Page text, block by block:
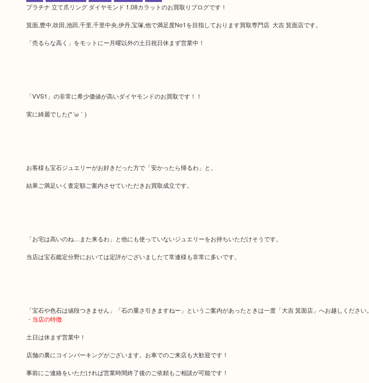
プラチナ 立て爪リング ダイヤモンド 1,08カラットのお買取りブログです！
箕面,豊中,吹田,池田,千里,千里中央,伊丹,宝塚,他で満足度No1を目指しております買取専門店 大吉 箕面店です。
「売るらな高く」をモットにー月曜以外の土日祝日休まず営業中！
「VVS1」の非常に希少価値が高いダイヤモンドのお買取です！！
実に綺麗でした(*´ω｀)
お客様も宝石ジュエリーがお好きだった方で「安かったら帰るわ」と。
結果ご満足いく査定額ご案内させていただきお買取成立です。
「お宅は高いのね…また来るわ」と他にも使っていないジュエリーをお持ちいただけそうです。
当店は宝石鑑定分野においては定評がございましたて常連様も非常に多いです。
「宝石や色石は値段つきません」「石の重さ引きますねー」というご案内があったときは一度「大吉 箕面店」へお越しください。
・当店の特徴
土日は休まず営業中！
店舗の裏にコインパーキングがございます。お車でのご来店も大歓迎です！
事前にご連絡をいただければ営業時間終了後のご依頼もご相談が可能です！